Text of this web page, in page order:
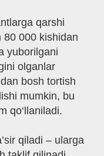
qarshi
80 000 kishidan
yuborilgani
olganlar
bosh tortish
mumkin, bu
qo‘llaniladi.
qiladi – ularga